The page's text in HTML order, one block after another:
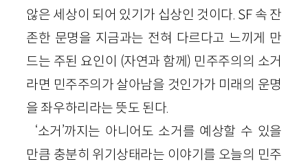
않은 세상이 되어 있기가 십상인 것이다. SF 속 잔
존한 문명을 지금과는 전혀 다르다고 느끼게 만
드는 주된 요인이 (자연과 함께) 민주주의의 소거
라면 민주주의가 살아남을 것인가가 미래의 운명
을 좌우하리라는 뜻도 된다.
‘소거’까지는 아니어도 소거를 예상할 수 있을
만큼 충분히 위기상태라는 이야기를 오늘의 민주